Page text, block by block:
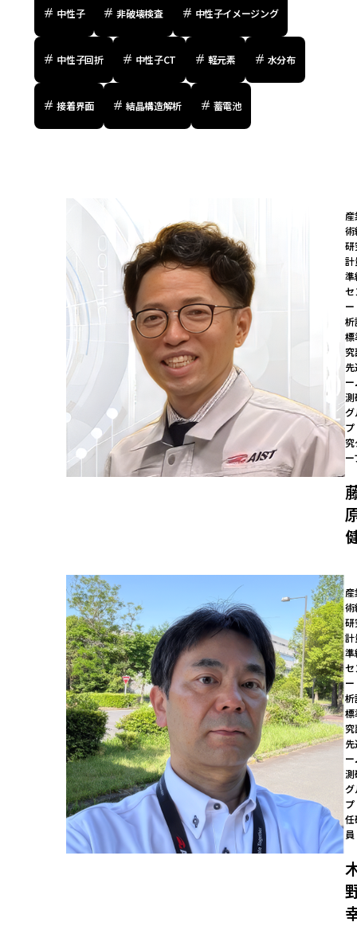
中性子 非破壊検査 中性子イメージング
中性子回折 中性子CT 軽元素 水分布
接着界面 結晶構造解析 蓄電池
員